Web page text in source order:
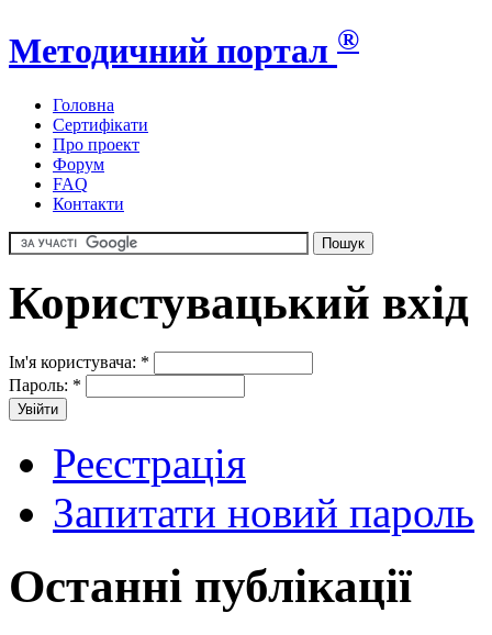
Методичний портал ®
Головна
Сертифікати
Про проект
Форум
FAQ
Контакти
Користувацький вхід
Ім'я користувача: *
Пароль: *
Реєстрація
Запитати новий пароль
Останні публікації